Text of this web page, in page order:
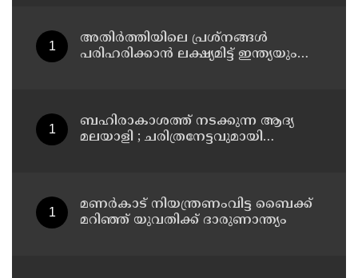
അതിർത്തിയിലെ പ്രശ്നങ്ങൾ
പരിഹരിക്കാൻ ലക്ഷ്യമിട്ട് ഇന്ത്യയും
ബഹിരാകാശത്ത് നടക്കുന്ന ആദ്യ
മലയാളി ; ചരിത്രനേട്ടവുമായി
മണർകാട് നിയന്ത്രണംവിട്ട ബൈക്ക്
മറിഞ്ഞ് യുവതിക്ക് ദാരുണാന്ത്യം